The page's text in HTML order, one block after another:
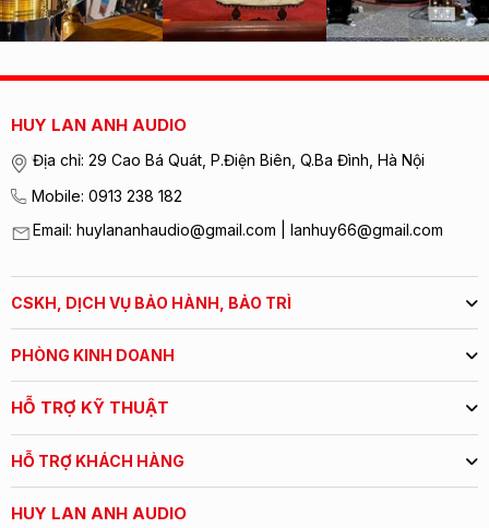
HUY LAN ANH AUDIO
Địa chỉ: 29 Cao Bá Quát, P.Điện Biên, Q.Ba Đình, Hà Nội
Mobile: 0913 238 182
Email: huylananhaudio@gmail.com | lanhuy66@gmail.com
CSKH, DỊCH VỤ BẢO HÀNH, BẢO TRÌ
PHÒNG KINH DOANH
HỖ TRỢ KỸ THUẬT
HỖ TRỢ KHÁCH HÀNG
HUY LAN ANH AUDIO